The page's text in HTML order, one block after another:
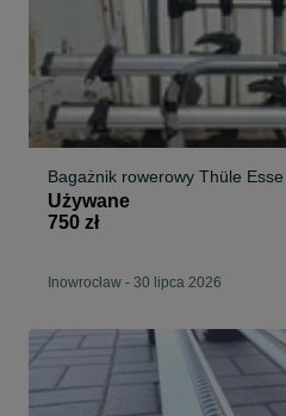
Bagażnik rowerowy Thüle
Używane
750 zł
Inowrocław - 30 lipca 2026